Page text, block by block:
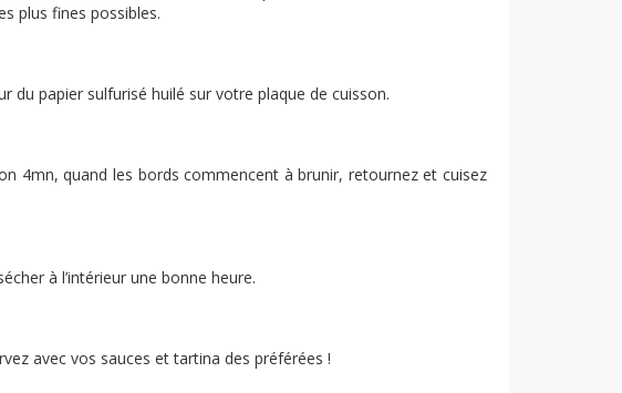
plus fines possibles.
du papier sulfurisé huilé sur votre plaque de cuisson.
4mn, quand les bords commencent à brunir, retournez et cuisez
à l’intérieur une bonne heure.
avec vos sauces et tartina des préférées !